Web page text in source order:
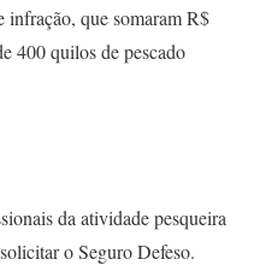
infração, que somaram R$
400 quilos de pescado
da atividade pesqueira
o Seguro Defeso.